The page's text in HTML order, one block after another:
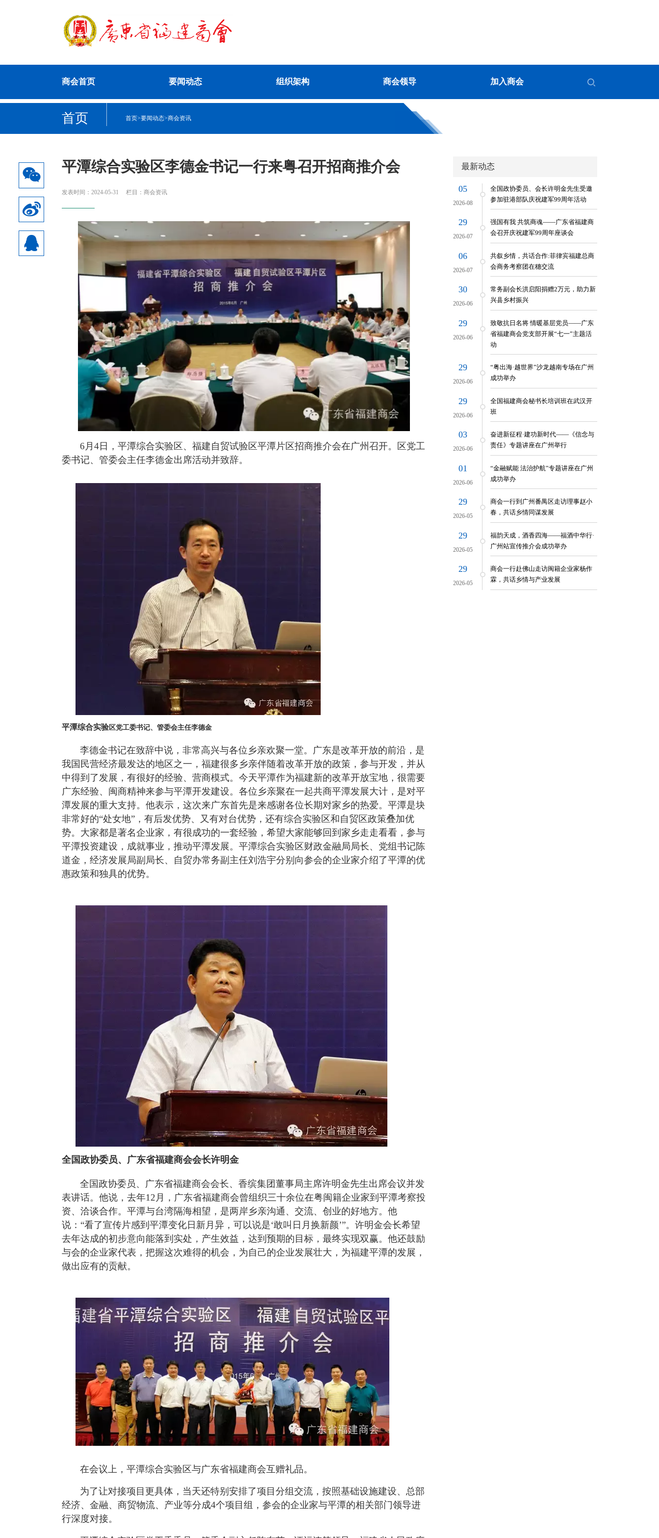
茂名市福建商会顺利换届，卢文评当选新一届会长
广东省福建商会和广东省三明商会党支部召开组织生活会
“金融赋能 法治护航”专题讲座在广州成功举办
广东省福建永泰商会第二届理监事就职典礼在福耀科技大学举行
秘书长朱东炫执行会长陈铭带队走访汽摩分会和学山同德里
商会首页 要闻动态 组织架构 商会领导 加入商会
首页 首页>要闻动态>商会资讯
平潭综合实验区李德金书记一行来粤召开招商推介会
发表时间：2024-05-31 栏目：商会资讯
6月4日， 平潭综合实验区、福建自贸试验区平潭片区招商推介会在广州召开。 区党工
委书记、管委会主任李德金出席活动并致辞。
平潭综合实验区党工委书记、管委会主任李德金
李德金书记在致辞中说，非常高兴与各位乡亲欢聚一堂。广东是改革开放的前沿，是
我国民营经济最发达的地区之一，福建很多乡亲伴随着改革开放的政策，参与开发，并从
中得到了发展，有很好的经验、营商模式。今天平潭作为福建新的改革开放宝地，很需要
广东经验、闽商精神来参与平潭开发建设。各位乡亲聚在一起共商平潭发展大计，是对平
潭发展的重大支持。 他表示，这次来广东首先是来感谢各位长期对家乡的热爱。平潭是块
非常好的“处女地”，有后发优势、又有对台优势，还有综合实验区和自贸区政策叠加优
势。大家都是著名企业家，有很成功的一套经验，希望大家能够回到家乡走走看看，参与
平潭投资建设，成就事业，推动平潭发展。 平潭综合实验区财政金融局局长、党组书记陈
道金， 经济发展局副局长、自贸办常务副主任刘浩宇分别向参会的企业家介绍了平潭的优
惠政策和独具的优势。
全国政协委员、广东省福建商会会长许明金
全国政协委员、广东省福建商会会长、香缤集团董事局主席许明金先生出席会议并发
表讲话。他说， 去年12月，广东省福建商会曾组织三十余位在粤闽籍企业家到平潭考察投
资、洽谈合作。平潭与台湾隔海相望，是两岸乡亲沟通、交流、创业的好地方。他
说： “看了宣传片感到平潭变化日新月异，可以说是‘敢叫日月换新颜’”。 许明金会长希望
去年达成的初步意向能落到实处，产生效益，达到预期的目标，最终实现双赢。 他还鼓励
与会的企业家代表，把握这次难得的机会，为自己的企业发展壮大，为福建平潭的发展，
做出应有的贡献。
在会议上，平潭综合实验区与广东省福建商会互赠礼品。
为了让对接项目更具体，当天还特别安排了项目分组交流，按照基础设施建设、总部
经济、金融、商贸物流、产业等分成4个项目组， 参会的企业家与平潭的相关部门领导进
行深度对接。
最新动态
05
2026-08
全国政协委员、会长许明金先生受邀
参加驻港部队庆祝建军99周年活动
29
2026-07
强国有我 共筑商魂——广东省福建商
会召开庆祝建军99周年座谈会
06
2026-07
共叙乡情，共话合作:菲律宾福建总商
会商务考察团在穗交流
30
2026-06
常务副会长洪启阳捐赠2万元，助力新
兴县乡村振兴
29
2026-06
致敬抗日名将 情暖基层党员——广东
省福建商会党支部开展“七一”主题活
动
29
2026-06
“粤出海·越世界”沙龙越南专场在广州
成功举办
29
2026-06
全国福建商会秘书长培训班在武汉开
班
03
2026-06
奋进新征程·建功新时代——《信念与
责任》专题讲座在广州举行
01
2026-06
“金融赋能 法治护航”专题讲座在广州
成功举办
29
2026-05
商会一行到广州番禺区走访理事赵小
春，共话乡情同谋发展
29
2026-05
福韵天成，酒香四海——福酒中华行·
广州站宣传推介会成功举办
29
2026-05
商会一行赴佛山走访闽籍企业家杨作
霖，共话乡情与产业发展